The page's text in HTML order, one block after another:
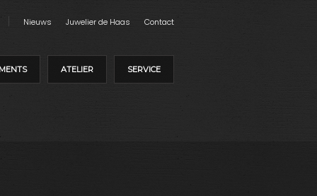
Nieuws Juwelier de Haas Contact
ATELIER SERVICE